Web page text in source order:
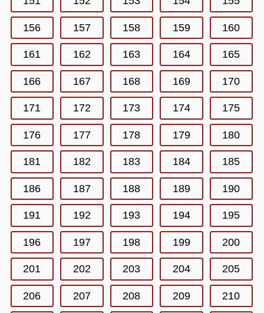
156 157 158 159 160
161 162 163 164 165
166 167 168 169 170
171 172 173 174 175
176 177 178 179 180
181 182 183 184 185
186 187 188 189 190
191 192 193 194 195
196 197 198 199 200
201 202 203 204 205
206 207 208 209 210